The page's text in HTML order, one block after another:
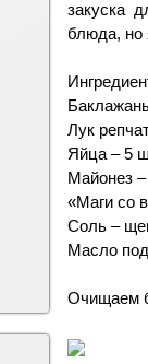
закуска
блюда, но
Лук
Яйца – 5
Майонез –
«Маги со
Соль –
Масло
Очищаем